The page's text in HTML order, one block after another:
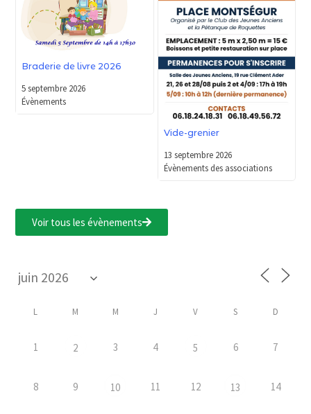
Braderie de livre 2026
5 septembre 2026
Évènements
Vide-grenier
13 septembre 2026
Évènements des associations
Voir tous les évènements
L M M J V S D
1 2 3 4 5 6 7
8 9 10 11 12 13 14